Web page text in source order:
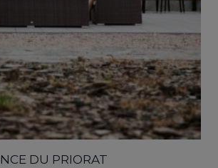
DU PRIORAT
dans secondes